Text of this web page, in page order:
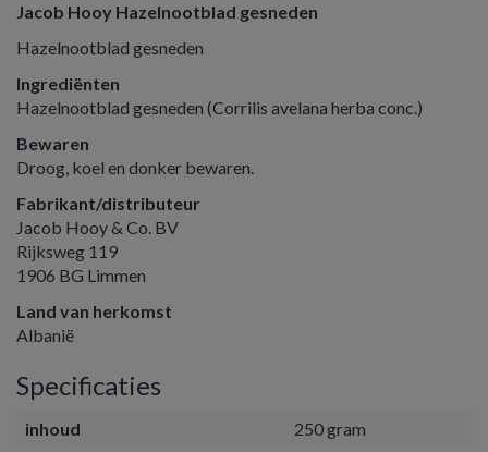
Jacob Hooy Hazelnootblad gesneden
Hazelnootblad gesneden
Ingrediënten
Hazelnootblad gesneden (Corrilis avelana herba conc.)
Bewaren
Droog, koel en donker bewaren.
Fabrikant/distributeur
Jacob Hooy & Co. BV
Rijksweg 119
1906 BG Limmen
Land van herkomst
Albanië
Specificaties
inhoud
250 gram